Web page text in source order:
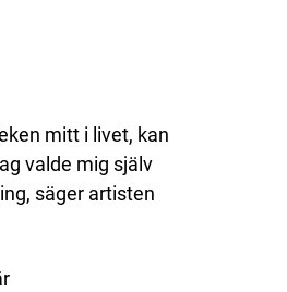
mitt i livet, kan
valde mig själv
säger artisten